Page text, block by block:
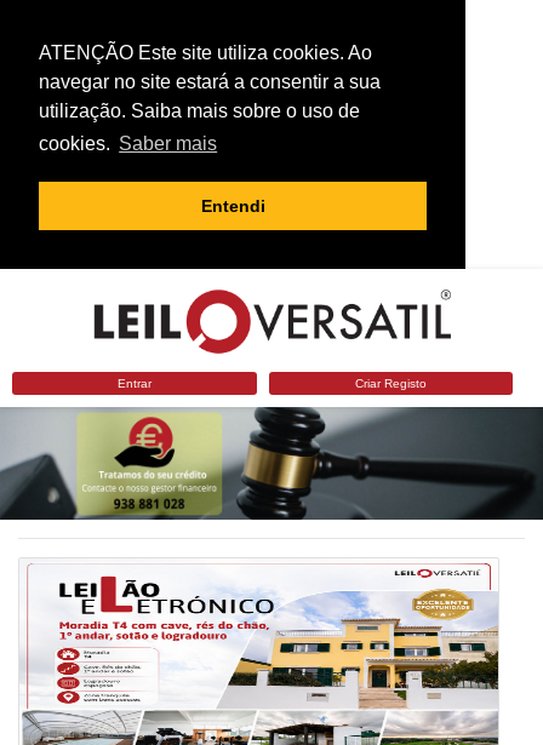
ATENÇÃO Este site utiliza cookies. Ao
navegar no site estará a consentir a sua
utilização. Saiba mais sobre o uso de
cookies. Saber mais
Entendi
Entrar Criar Registo